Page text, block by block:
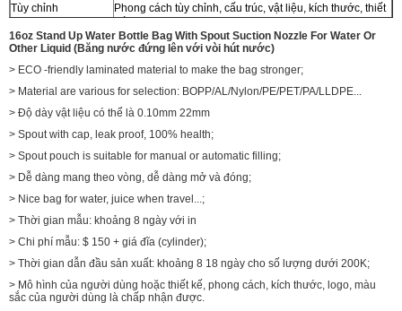
Tùy chỉnh
Phong cách tùy chỉnh, cấu trúc, vật liệu, kích thước, thiết
kế, đóng gói được chào đón
16oz Stand Up Water Bottle Bag With Spout Suction Nozzle For Water Or
Other Liquid (Băng nước đứng lên với vòi hút nước)
> ECO -friendly laminated material to make the bag stronger;
> Material are various for selection: BOPP/AL/Nylon/PE/PET/PA/LLDPE...
> Độ dày vật liệu có thể là 0.10mm 22mm
> Spout with cap, leak proof, 100% health;
> Spout pouch is suitable for manual or automatic filling;
> Dễ dàng mang theo vòng, dễ dàng mở và đóng;
> Nice bag for water, juice when travel...;
> Thời gian mẫu: khoảng 8 ngày với in
> Chi phí mẫu: $ 150 + giá đĩa (cylinder);
> Thời gian dẫn đầu sản xuất: khoảng 8 18 ngày cho số lượng dưới 200K;
> Mô hình của người dùng hoặc thiết kế, phong cách, kích thước, logo, màu
sắc của người dùng là chấp nhận được.